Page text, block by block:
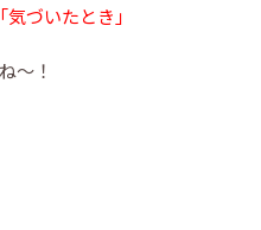
「気づいたとき」
～！